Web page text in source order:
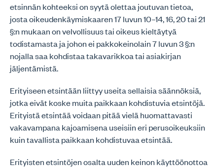
etsinnän kohteeksi on syytä olettaa joutuvan tietoa,
josta oikeudenkäymiskaaren 17 luvun 10–14, 16, 20 tai 21
§:n mukaan on velvollisuus tai oikeus kieltäytyä
todistamasta ja johon ei pakkokeinolain 7 luvun 3 §:n
nojalla saa kohdistaa takavarikkoa tai asiakirjan
jäljentämistä.
Erityiseen etsintään liittyy useita sellaisia säännöksiä,
jotka eivät koske muita paikkaan kohdistuvia etsintöjä.
Erityistä etsintää voidaan pitää vielä huomattavasti
vakavampana kajoamisena useisiin eri perusoikeuksiin
kuin tavallista paikkaan kohdistuvaa etsintää.
Erityisten etsintöjen osalta uuden keinon käyttöönottoa